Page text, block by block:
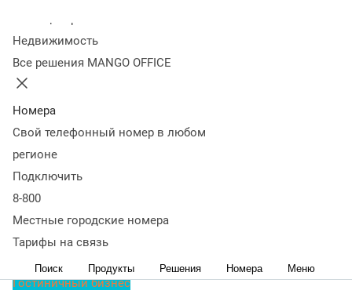
Недвижимость
Все решения MANGO OFFICE
Номера
Свой телефонный номер в любом
регионе
Подключить
8-800
Местные городские номера
Тарифы на связь
Поиск Продукты Решения Номера Меню
Новая цена составит 37 690 рублей в месяц и не
облагается НДС.
Истории наших клиентов
YCLIENTS – сервис, который помогает
предпринимателям из сферы услуг увеличивать доход.
Роза Хутор – круглогодичный горный курорт мирового
класса. Запущен в 2010 году.
#Виртуальная АТС
Гостиничный бизнес